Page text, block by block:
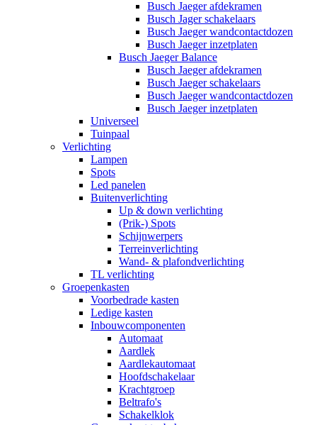
Busch Jaeger afdekramen
Busch Jager schakelaars
Busch Jaeger wandcontactdozen
Busch Jaeger inzetplaten
Busch Jaeger Balance
Busch Jaeger afdekramen
Busch Jaeger schakelaars
Busch Jaeger wandcontactdozen
Busch Jaeger inzetplaten
Universeel
Tuinpaal
Verlichting
Lampen
Spots
Led panelen
Buitenverlichting
Up & down verlichting
(Prik-) Spots
Schijnwerpers
Terreinverlichting
Wand- & plafondverlichting
TL verlichting
Groepenkasten
Voorbedrade kasten
Ledige kasten
Inbouwcomponenten
Automaat
Aardlek
Aardlekautomaat
Hoofdschakelaar
Krachtgroep
Beltrafo's
Schakelklok